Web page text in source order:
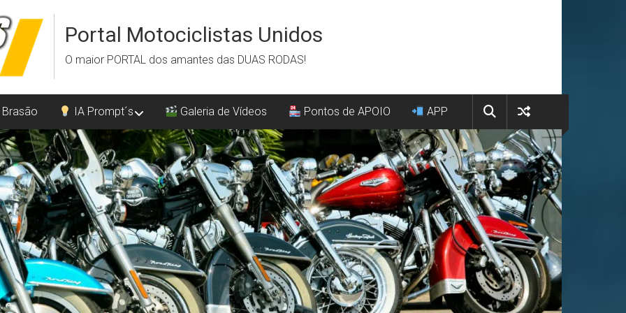
Portal Motociclistas Unidos
O maior PORTAL dos amantes das DUAS RODAS!
IA Prompt´s Galeria de Vídeos Pontos de APOIO APP